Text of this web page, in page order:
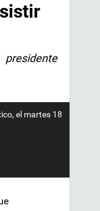
el martes 18